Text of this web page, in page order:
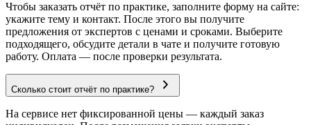
Чтобы заказать отчёт по практике, заполните форму на сайте:
укажите тему и контакт. После этого вы получите
предложения от экспертов с ценами и сроками. Выберите
подходящего, обсудите детали в чате и получите готовую
работу. Оплата — после проверки результата.
Сколько стоит отчёт по практике?
На сервисе нет фиксированной цены — каждый заказ